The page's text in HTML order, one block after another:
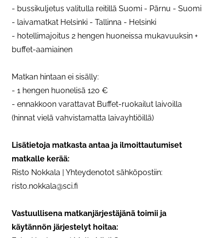
- bussikuljetus valitulla reitillä Suomi - Pärnu - Suomi
- laivamatkat Helsinki - Tallinna - Helsinki
- hotellimajoitus 2 hengen huoneissa mukavuuksin +
buffet-aamiainen
Matkan hintaan ei sisälly:
- 1 hengen huonelisä 120 €
- ennakkoon varattavat Buffet-ruokailut laivoilla
(hinnat vielä vahvistamatta laivayhtiöillä)
Lisätietoja matkasta antaa ja ilmoittautumiset
matkalle kerää:
Risto Nokkala | Yhteydenotot sähköpostiin:
risto.nokkala@sci.fi
Vastuullisena matkanjärjestäjänä toimii ja
käytännön järjestelyt hoitaa: